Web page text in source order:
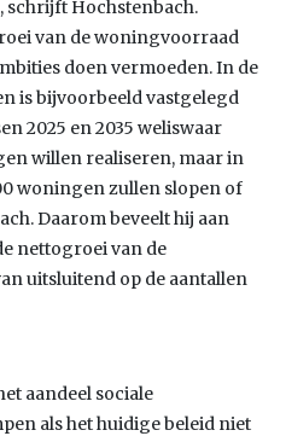
schrijft Hochstenbach.
van de woningvoorraad
doen vermoeden. In de
is bijvoorbeeld vastgelegd
2025 en 2035 weliswaar
willen realiseren, maar in
woningen zullen slopen of
Daarom beveelt hij aan
nettogroei van de
uitsluitend op de aantallen
aandeel sociale
als het huidige beleid niet